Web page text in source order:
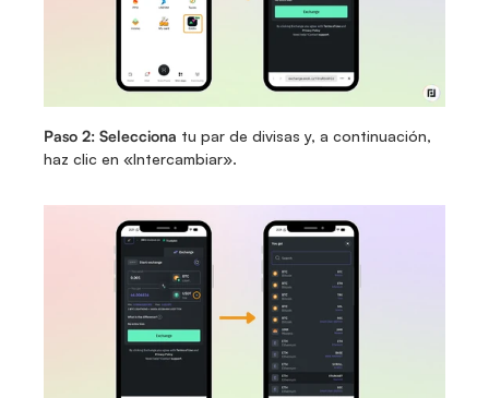
Paso 2: Selecciona tu par de divisas y, a continuación,
haz clic en «Intercambiar».